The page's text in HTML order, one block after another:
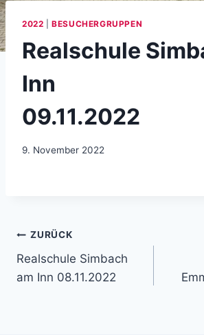
2022 |BESUCHERGRUPPEN
Realschule
Inn
09.11.2022
9. November 2022
Beitragsnavigation
ZURÜCK
Realschule Simbach
am Inn 08.11.2022